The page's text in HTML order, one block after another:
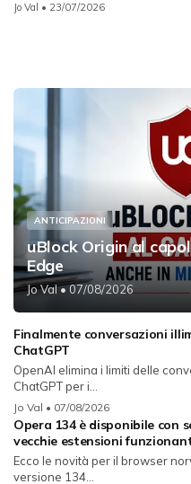
Jo Val • 23/07/2026
ANTICIPAZIONI
uBlock Origin al
Edge
Jo Val• 07/08/2026
Finalmente conversazioni
ChatGPT
OpenAI elimina i limiti delle
ChatGPT per i...
Jo Val • 07/08/2026
Opera 134 è disponibile con
vecchie estensioni
Ecco le novità per il browser
versione 134...